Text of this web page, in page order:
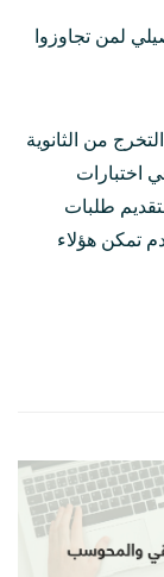
لمن تجاوزوا
من الثانوية
اختبارات
طلبات
تمكن هؤلاء